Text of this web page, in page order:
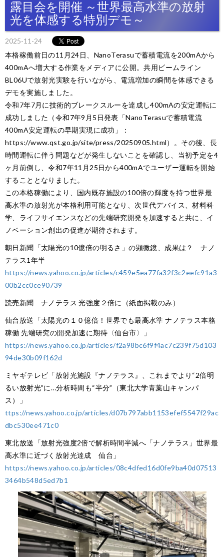
露目会を開催 ～世界最高水準の放射
光を体感する特別デモ～
2025-11-24
本格稼働前日の11月24日、NanoTerasuで蓄積電流を200mAから
400mAへ増大する作業をメディアに公開。共用ビームライン
BL06Uで放射光実験を行いながら、電流増加の瞬間を体感できる
デモを実施しました。
令和7年7月に技術的ブレークスルーを達成し400mAの安定運転に
成功しました（令和7年9月5日発表「NanoTerasuで蓄積電流
400mA安定運転の早期実現に成功」：
https://www.qst.go.jp/site/press/20250905.html）。その後、長
時間運転に伴う問題などが発生しないことを確認し、当初予定を4
ヶ月前倒し、令和7年11月25日から400mAでユーザー運転を開始
することとなりました。
この本格稼働により、国内既存施設の100倍の輝度を持つ世界最
高水準の放射光が本格利用可能となり、次世代デバイス、材料科
学、ライフサイエンスなどの先端研究開発を加速すると共に、イ
ノベーション創出の促進が期待されます。
朝日新聞「太陽光の10億倍の明るさ」の顕微鏡、成果は？ ナノ
テラス1年半
https://news.yahoo.co.jp/articles/c459e5ea77fa32f3c2eefc91a3
00b2cc0ce90739
読売新聞 ナノテラス 光強度２倍に（紙面掲載のみ）
仙台放送「太陽光の１０億倍！世界でも最高水準 ナノテラス本格
稼働 先端研究の開発加速に期待〈仙台市〉」
https://news.yahoo.co.jp/articles/f2a98bc6f9f4ac7c239f75d103
94de30b09f162d
ミヤギテレビ「放射光施設『ナノテラス』、これまでより“2倍明
るい放射光”に…分析時間も“半分”（東北大学青葉山キャンパ
ス）」
ttps://news.yahoo.co.jp/articles/d07b797abb1153efef5547f29ac
dbc530ee471c0
東北放送「放射光強度2倍で解析時間半減へ「ナノテラス」世界最
高水準に近づく放射光達成 仙台」
https://news.yahoo.co.jp/articles/08c4dfed16d0fe9ba40d07513
3464b548d5ed7b1